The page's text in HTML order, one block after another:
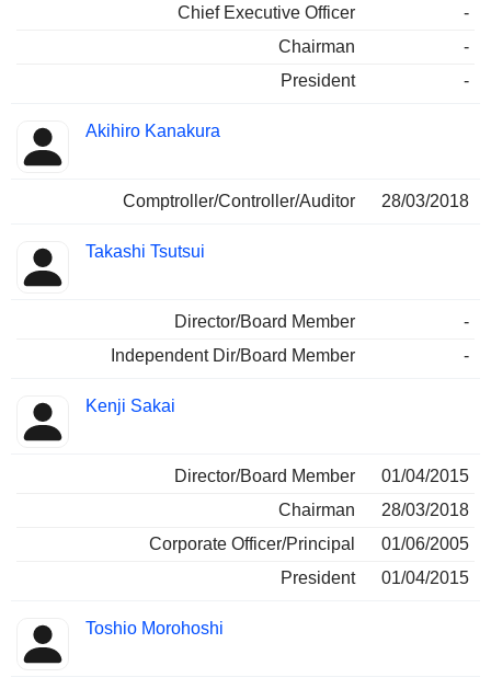
Chief Executive Officer
-
Chairman
-
President
-
Akihiro Kanakura
Comptroller/Controller/Auditor 28/03/2018
Takashi Tsutsui
Director/Board Member
-
Independent Dir/Board Member
-
Kenji Sakai
Director/Board Member
01/04/2015
Chairman
28/03/2018
Corporate Officer/Principal
01/06/2005
President
01/04/2015
Toshio Morohoshi